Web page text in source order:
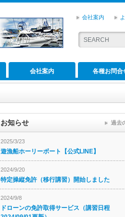
会社案内
会社案内 各種お問合
お知らせ
2025/3/23
遊漁船ホーリーボート【公式LINE】
2024/9/20
特定操縦免許（移行講習）開始しました
2024/9/8
ドローンの免許取得サービス（講習日程
過去